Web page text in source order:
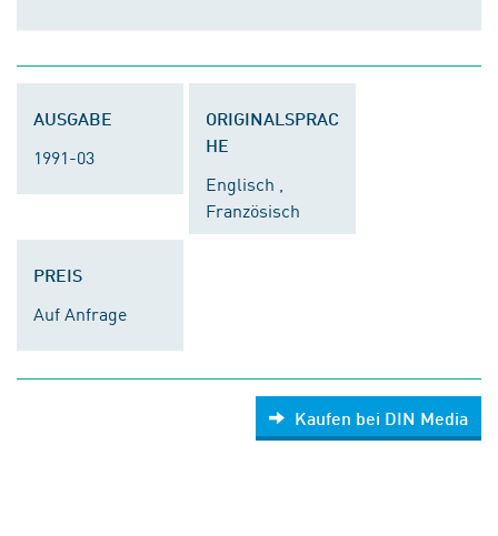
AUSGABE
1991-03
ORIGINALSPRAC
HE
Englisch ,
Französisch
PREIS
Auf Anfrage
Kaufen bei DIN Media